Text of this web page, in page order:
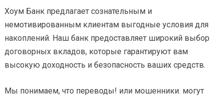
Хоум Банк предлагает сознательным и
немотивированным клиентам выгодные условия для
накоплений. Наш банк предоставляет широкий выбор
договорных вкладов, которые гарантируют вам
высокую доходность и безопасность ваших средств.
Мы понимаем, что переводы! или мошенники. могут